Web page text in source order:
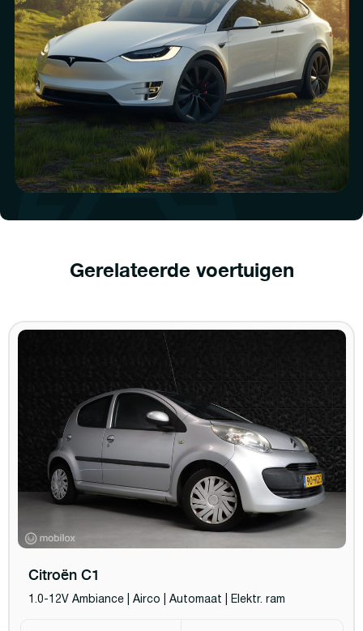
Gerelateerde voertuigen
Citroën C1
1.0-12V Ambiance | Airco | Automaat | Elektr. ram